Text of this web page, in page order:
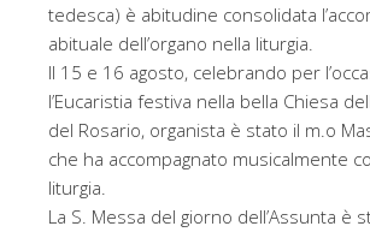
tedesca) è abitudine consolidata
abituale dell’organo nella liturgia.
Il 15 e 16 agosto, celebrando per
l’Eucaristia festiva nella bella Chiesa
del Rosario, organista è stato il m.o
che ha accompagnato musicalmente
liturgia.
La S. Messa del giorno dell’Assunta è